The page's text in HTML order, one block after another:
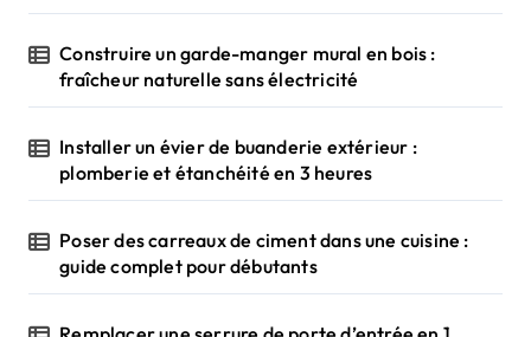
Construire un garde-manger mural en bois :
fraîcheur naturelle sans électricité
Installer un évier de buanderie extérieur :
plomberie et étanchéité en 3 heures
Poser des carreaux de ciment dans une cuisine :
guide complet pour débutants